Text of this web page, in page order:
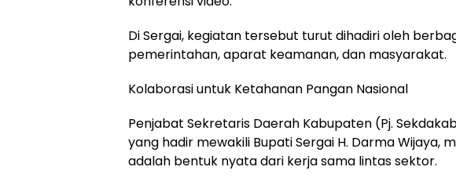
Di Sergai, kegiatan tersebut turut dihadiri oleh
pemerintahan, aparat keamanan, dan masyarakat.
Kolaborasi untuk Ketahanan Pangan Nasional
Penjabat Sekretaris Daerah Kabupaten (Pj.
yang hadir mewakili Bupati Sergai H. Darma Wijaya,
adalah bentuk nyata dari kerja sama lintas sektor.